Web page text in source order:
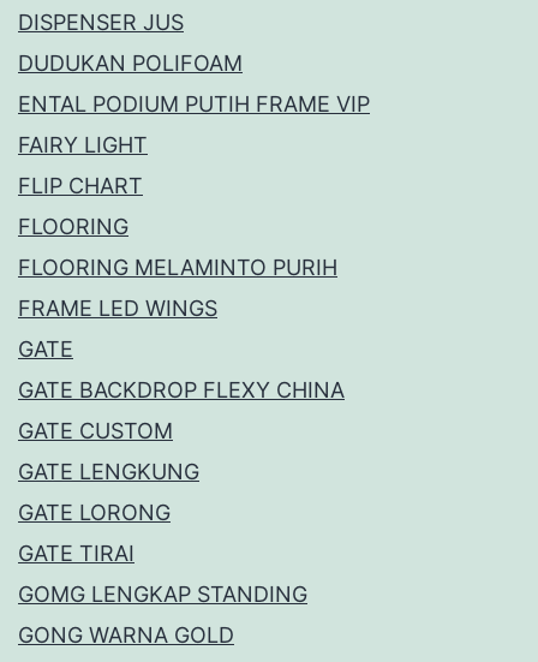
DISPENSER JUS
DUDUKAN POLIFOAM
ENTAL PODIUM PUTIH FRAME VIP
FAIRY LIGHT
FLIP CHART
FLOORING
FLOORING MELAMINTO PURIH
FRAME LED WINGS
GATE
GATE BACKDROP FLEXY CHINA
GATE CUSTOM
GATE LENGKUNG
GATE LORONG
GATE TIRAI
GOMG LENGKAP STANDING
GONG WARNA GOLD